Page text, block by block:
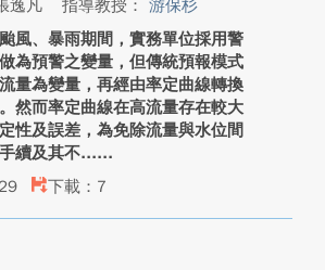
逸凡
指導教授： 游保杉
、暴雨期間，實務單位採用警
為預警之變量，但傳統預報模式
量為變量，再經由率定曲線轉換
然而率定曲線在高流量存在較大
性及誤差，為免除流量與水位間
續及其不...
下載：7